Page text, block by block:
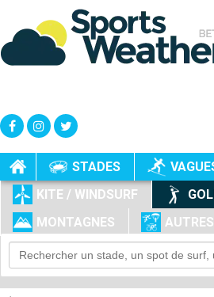
STADES
KITE / WINDSURF
MONTAGNES
AUTRES
+
-